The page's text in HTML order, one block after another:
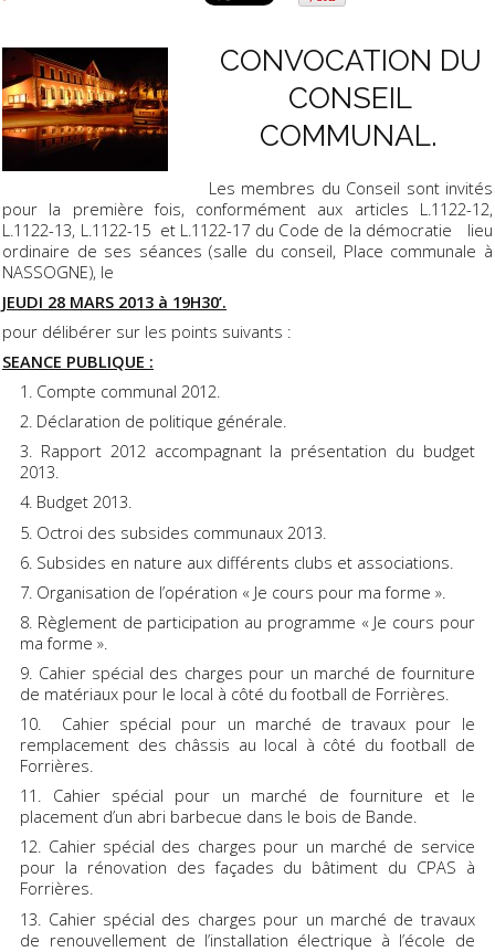
CONVOCATION DU
CONSEIL
COMMUNAL.
Les membres du Conseil sont invités
pour la première fois, conformément aux articles L.1122-12,
L.1122-13, L.1122-15 et L.1122-17 du Code de la démocratie lieu
ordinaire de ses séances (salle du conseil, Place communale à
NASSOGNE), le
JEUDI 28 MARS 2013 à 19H30’.
pour délibérer sur les points suivants :
SEANCE PUBLIQUE :
Compte communal 2012.
Déclaration de politique générale.
Rapport 2012 accompagnant la présentation du budget
2013.
Budget 2013.
Octroi des subsides communaux 2013.
Subsides en nature aux différents clubs et associations.
Organisation de l’opération « Je cours pour ma forme ».
Règlement de participation au programme « Je cours pour
ma forme ».
Cahier spécial des charges pour un marché de fourniture
de matériaux pour le local à côté du football de Forrières.
Cahier spécial pour un marché de travaux pour le
remplacement des châssis au local à côté du football de
Forrières.
Cahier spécial pour un marché de fourniture et le
placement d’un abri barbecue dans le bois de Bande.
Cahier spécial des charges pour un marché de service
pour la rénovation des façades du bâtiment du CPAS à
Forrières.
Cahier spécial des charges pour un marché de travaux
de renouvellement de l’installation électrique à l’école de